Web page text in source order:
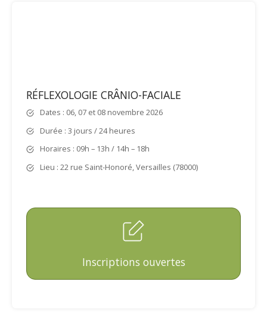
RÉFLEXOLOGIE CRÂNIO-FACIALE
Dates : 06, 07 et 08 novembre 2026
Durée : 3 jours / 24 heures
Horaires : 09h – 13h / 14h – 18h
Lieu : 22 rue Saint-Honoré, Versailles (78000)
Inscriptions ouvertes